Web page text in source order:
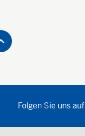
Folgen Sie uns